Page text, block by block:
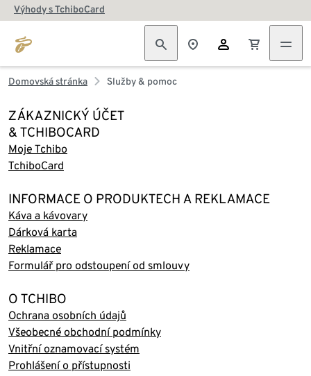
Výhody s TchiboCard
Domovská stránka Služby & pomoc
ZÁKAZNICKÝ ÚČET
& TCHIBOCARD
Moje Tchibo
TchiboCard
INFORMACE O PRODUKTECH A REKLAMACE
Káva a kávovary
Dárková karta
Reklamace
Formulář pro odstoupení od smlouvy
O TCHIBO
Ochrana osobních údajů
Všeobecné obchodní podmínky
Vnitřní oznamovací systém
Prohlášení o přístupnosti